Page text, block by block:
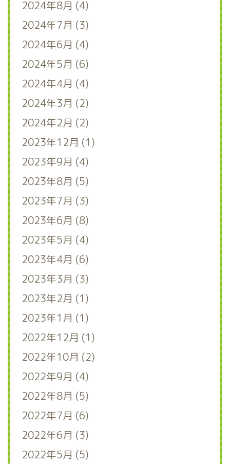
2024年8月 (4)
2024年7月 (3)
2024年6月 (4)
2024年5月 (6)
2024年4月 (4)
2024年3月 (2)
2024年2月 (2)
2023年12月 (1)
2023年9月 (4)
2023年8月 (5)
2023年7月 (3)
2023年6月 (8)
2023年5月 (4)
2023年4月 (6)
2023年3月 (3)
2023年2月 (1)
2023年1月 (1)
2022年12月 (1)
2022年10月 (2)
2022年9月 (4)
2022年8月 (5)
2022年7月 (6)
2022年6月 (3)
2022年5月 (5)